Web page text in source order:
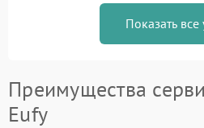
Показать все
Преимущества
Eufy